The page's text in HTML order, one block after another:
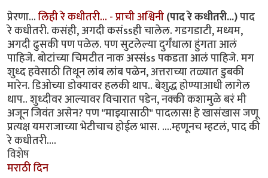
प्रेरणा...लिही रे कधीतरी... - प्राची अश्विनी(पाद रे कधीतरी...)पाद
रे कधीतरी. कसंही, अगदी कसंssही चालेल. गडगडाटी, मध्यम,
अगदी ढुसकी पण पळेल. पण सुटलेल्या दुर्गंधाला हुंगता आलं
पाहिजे. बोटांच्या चिमटीत नाक अस्संss पकडता आलं पाहिजे. मग
शुध्द हवेसाठी तिथून लांब लांब पळेन, अत्तराच्या तळ्यात डुबकी
मारेन. डिओच्या डोक्यावर हलकी थाप.. बेशुद्ध होण्याआधी लागेल
धाप.. शुध्दीवर आल्यावर विचारात पडेन, नक्की कशामुळे बरं मी
अजून जिवंत असेन? पण "माझ्यासाठी" पादलास! हे खासंखास जणू
प्रत्यक्ष यमराजाच्या भेटीचाच होईल भास. ....म्हणूनच म्हटलं, पाद की
रे कधीतरी....
विशेष
मराठी दिन